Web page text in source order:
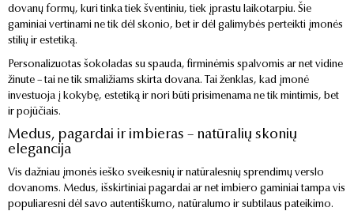
dovanų formų, kuri tinka tiek šventiniu, tiek įprastu laikotarpiu. Šie
gaminiai vertinami ne tik dėl skonio, bet ir dėl galimybės perteikti įmonės
stilių ir estetiką.
Personalizuotas šokoladas su spauda, firminėmis spalvomis ar net vidine
žinute – tai ne tik smaližiams skirta dovana. Tai ženklas, kad įmonė
investuoja į kokybę, estetiką ir nori būti prisimenama ne tik mintimis, bet
ir pojūčiais.
Medus, pagardai ir imbieras – natūralių skonių
elegancija
Vis dažniau įmonės ieško sveikesnių ir natūralesnių sprendimų verslo
dovanoms. Medus, išskirtiniai pagardai ar net imbiero gaminiai tampa vis
populiaresni dėl savo autentiškumo, natūralumo ir subtilaus pateikimo.